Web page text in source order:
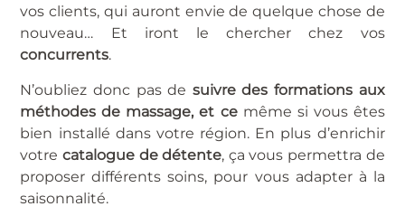
vos clients, qui auront envie de quelque chose de
nouveau… Et iront le chercher chez vos
concurrents.
N’oubliez donc pas de suivre des formations aux
méthodes de massage, et cemême si vous êtes
bien installé dans votre région. En plus d’enrichir
votre catalogue de détente, ça vous permettra de
proposer différents soins, pour vous adapter à la
saisonnalité.